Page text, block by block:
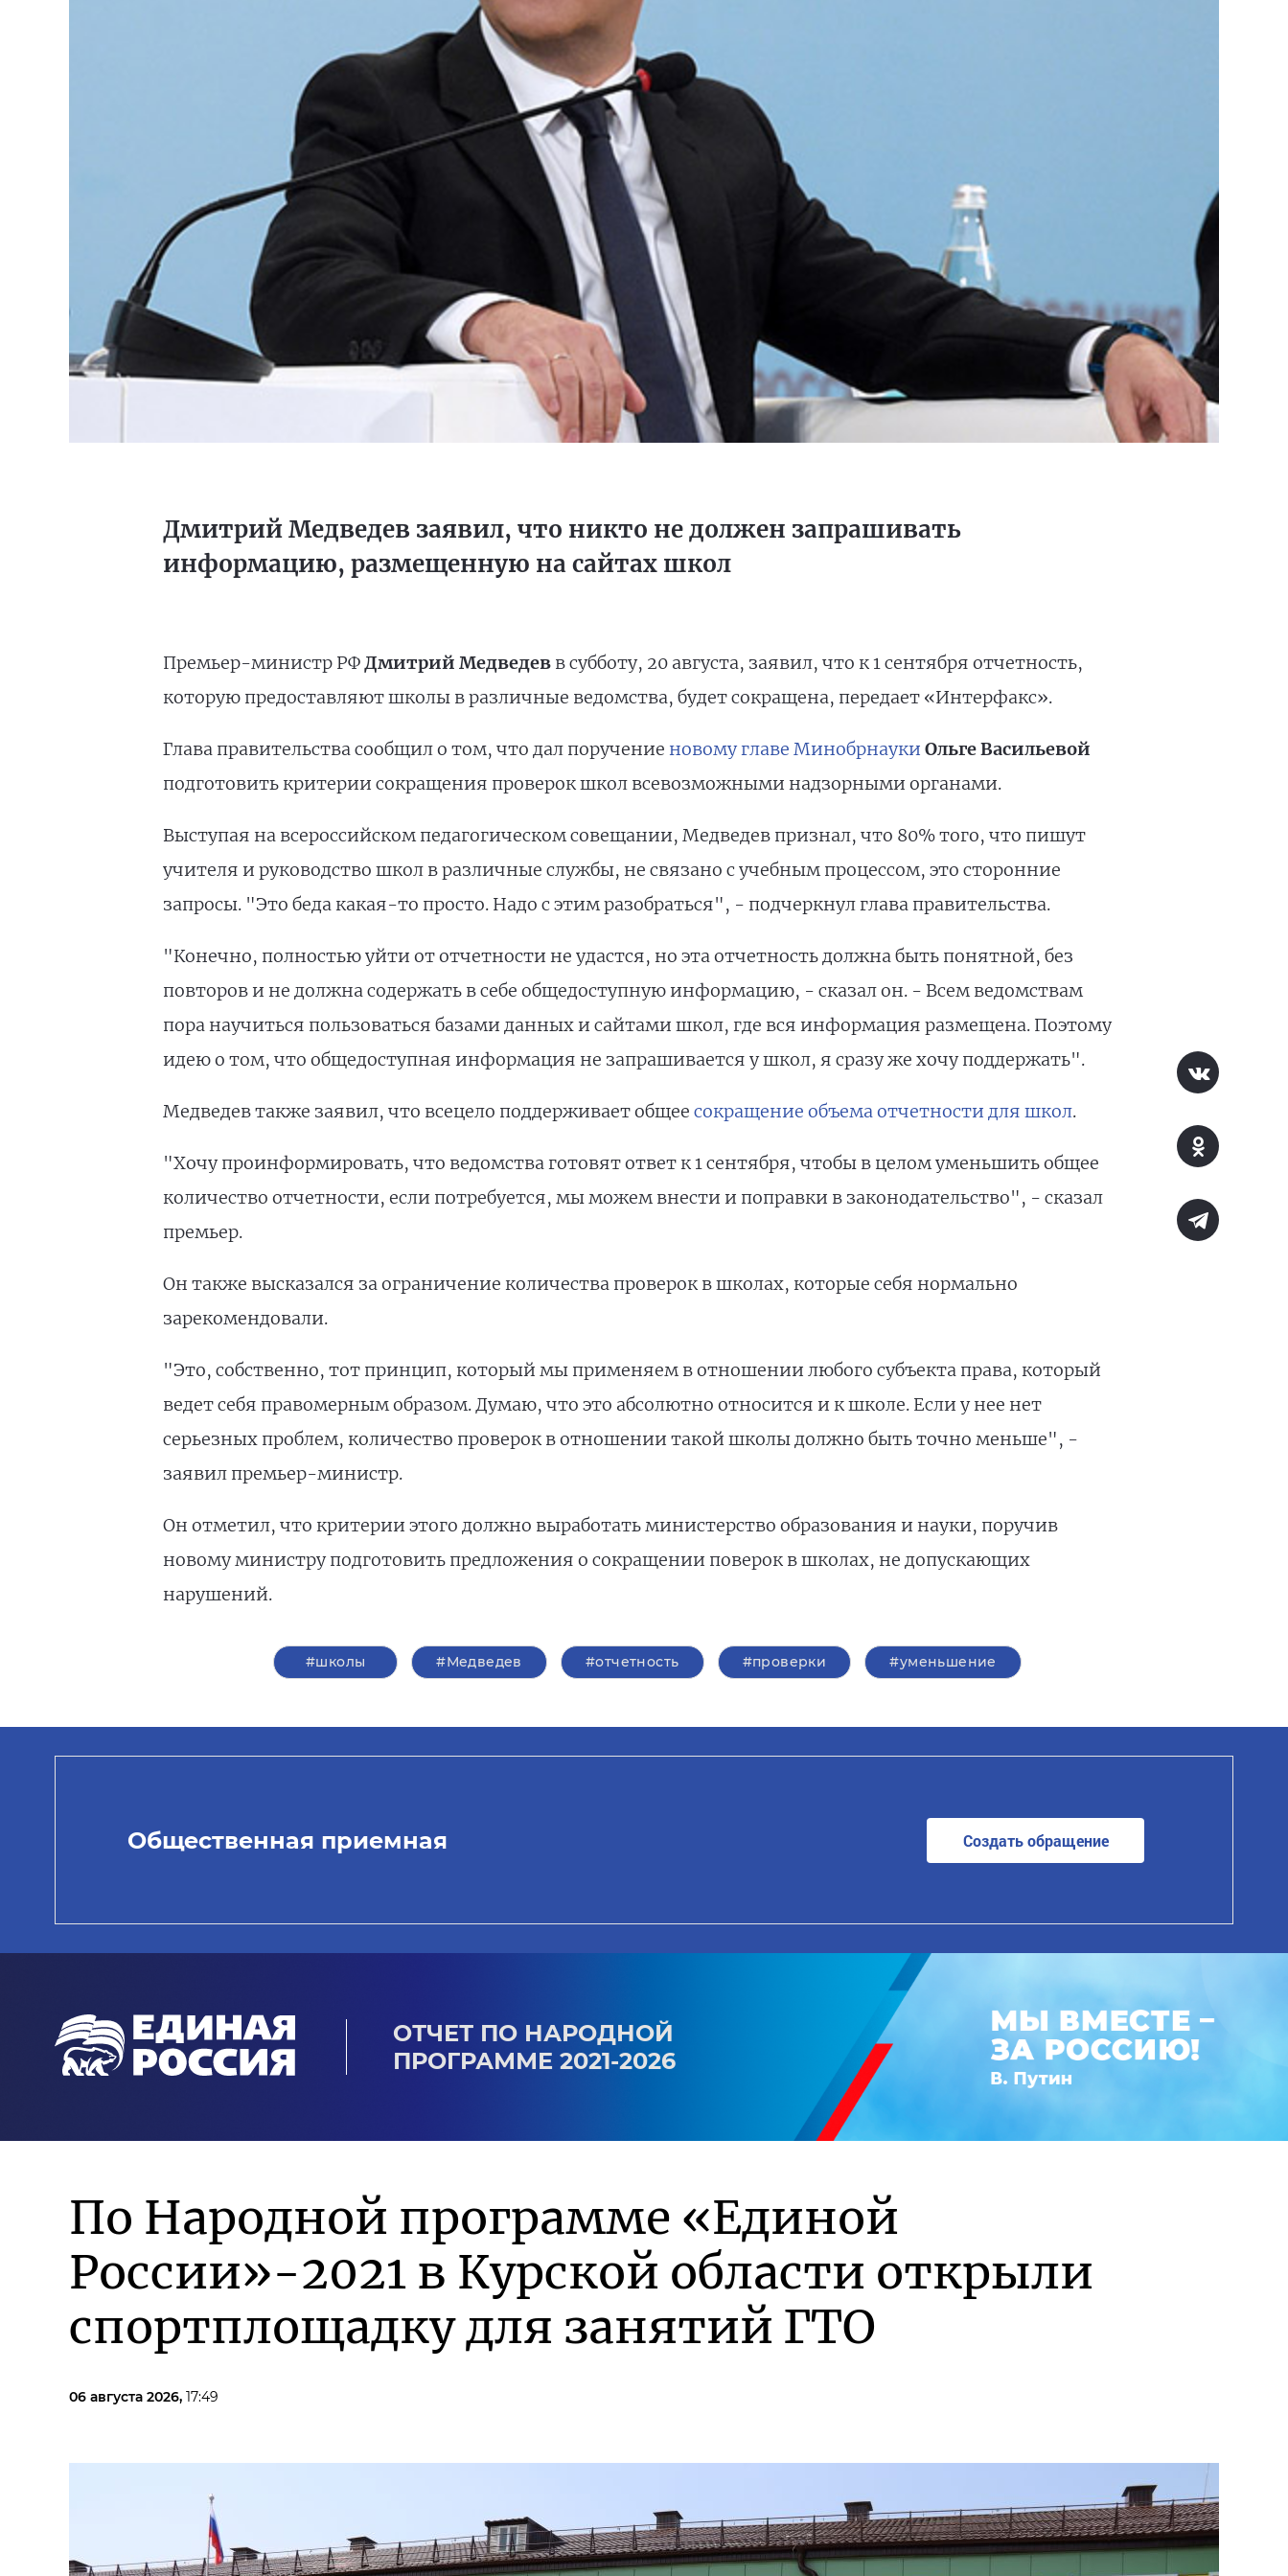
Дмитрий Медведев заявил, что никто не должен запрашивать
информацию, размещенную на сайтах школ
Премьер-министр РФДмитрий Медведев в субботу, 20 августа, заявил, что к 1 сентября отчетность,
которую предоставляют школы в различные ведомства, будет сокращена, передает «Интерфакс».
Глава правительства сообщил о том, что дал поручение новому главе Минобрнауки Ольге Васильевой
подготовить критерии сокращения проверок школ всевозможными надзорными органами.
Выступая на всероссийском педагогическом совещании, Медведев признал, что 80% того, что пишут
учителя и руководство школ в различные службы, не связано с учебным процессом, это сторонние
запросы. "Это беда какая-то просто. Надо с этим разобраться", - подчеркнул глава правительства.
"Конечно, полностью уйти от отчетности не удастся, но эта отчетность должна быть понятной, без
повторов и не должна содержать в себе общедоступную информацию, - сказал он. - Всем ведомствам
пора научиться пользоваться базами данных и сайтами школ, где вся информация размещена. Поэтому
идею о том, что общедоступная информация не запрашивается у школ, я сразу же хочу поддержать".
Медведев также заявил, что всецело поддерживает общее сокращение объема отчетности для школ.
"Хочу проинформировать, что ведомства готовят ответ к 1 сентября, чтобы в целом уменьшить общее
количество отчетности, если потребуется, мы можем внести и поправки в законодательство", - сказал
премьер.
Он также высказался за ограничение количества проверок в школах, которые себя нормально
зарекомендовали.
"Это, собственно, тот принцип, который мы применяем в отношении любого субъекта права, который
ведет себя правомерным образом. Думаю, что это абсолютно относится и к школе. Если у нее нет
серьезных проблем, количество проверок в отношении такой школы должно быть точно меньше", -
заявил премьер-министр.
Он отметил, что критерии этого должно выработать министерство образования и науки, поручив
новому министру подготовить предложения о сокращении поверок в школах, не допускающих
нарушений.
#школы #Медведев #отчетность #проверки #уменьшение
Общественная приемная Создать обращение
ОТЧЕТ ПО НАРОДНОЙ
ПРОГРАММЕ 2021-2026
По Народной программе «Единой
России»-2021 в Курской области открыли
спортплощадку для занятий ГТО
06 августа 2026, 17:49